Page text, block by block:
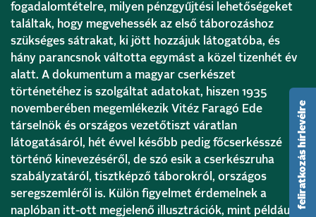
fogadalomtételre, milyen pénzgyűjtési lehetőségeket
találtak, hogy megvehessék az első táborozáshoz
szükséges sátrakat, ki jött hozzájuk látogatóba, és
hány parancsnok váltotta egymást a közel tizenhét év
alatt. A dokumentum a magyar cserkészet
történetéhez is szolgáltat adatokat, hiszen 1935
novemberében megemlékezik Vitéz Faragó Ede
társelnök és országos vezetőtiszt váratlan
látogatásáról, hét évvel később pedig főcserkésszé
történő kinevezéséről, de szó esik a cserkészruha
szabályzatáról, tisztképző táborokról, országos
seregszemléről is. Külön figyelmet érdemelnek a
naplóban itt-ott megjelenő illusztrációk, mint például a
feliratkozás hírlevélre